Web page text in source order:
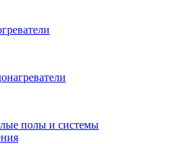
полы и системы